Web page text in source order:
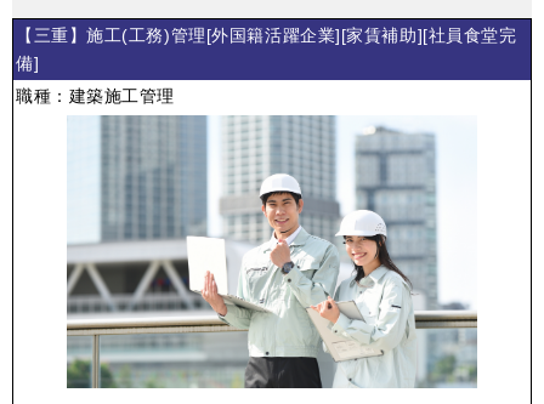
【三重】施工(工務)管理[外国籍活躍企業][家賃補助][社員食堂完
備]
職種：建築施工管理